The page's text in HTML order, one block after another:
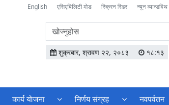
English एसिएबिलिटी मोड स्क्रिन रिडर न्यून व्यान्डविथ
वेबसाइटमा
सामग्री
खोज्नुहोस
शुक्रबार, श्रावण २२, २०८३ १८:१३
कार्य याेजना निर्णय संग्रह नवपर्वतन